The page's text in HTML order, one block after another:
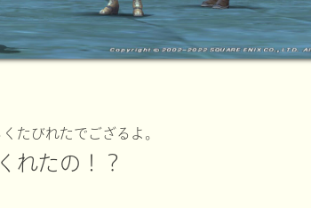
たびれたでござるよ。
れたの！？